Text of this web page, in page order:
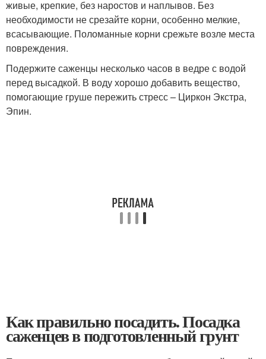
живые, крепкие, без наростов и наплывов. Без
необходимости не срезайте корни, особенно мелкие,
всасывающие. Поломанные корни срежьте возле места
повреждения.
Подержите саженцы несколько часов в ведре с водой
перед высадкой. В воду хорошо добавить вещество,
помогающие груше пережить стресс – Циркон Экстра,
Эпин.
Как правильно посадить. Посадка
саженцев в подготовленный грунт